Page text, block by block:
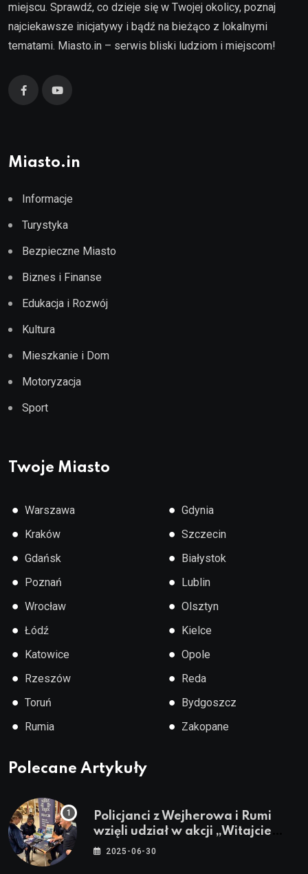
miejscu. Sprawdź, co dzieje się w Twojej okolicy, poznaj
najciekawsze inicjatywy i bądź na bieżąco z lokalnymi
tematami. Miasto.in – serwis bliski ludziom i miejscom!
Miasto.in
Informacje
Turystyka
Bezpieczne Miasto
Biznes i Finanse
Edukacja i Rozwój
Kultura
Mieszkanie i Dom
Motoryzacja
Sport
Twoje Miasto
● Warszawa
● Kraków
● Gdańsk
● Poznań
● Wrocław
● Łódź
● Katowice
● Rzeszów
● Toruń
● Rumia
● Gdynia
● Szczecin
● Białystok
● Lublin
● Olsztyn
● Kielce
● Opole
● Reda
● Bydgoszcz
● Zakopane
Polecane Artykuły
Policjanci z Wejherowa i Rumi
wzięli udział w akcji „Witajcie
Wakacje”
2025-06-30